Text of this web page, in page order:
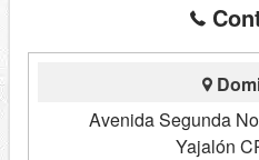
Avenida Segunda
Yajalón